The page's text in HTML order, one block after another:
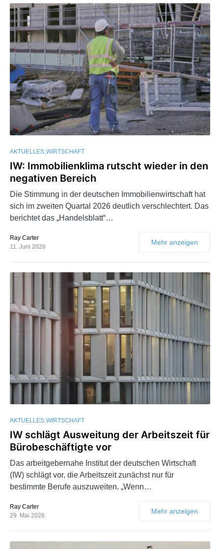
AKTUELLES WIRTSCHAFT
IW: Immobilienklima rutscht wieder in den
negativen Bereich
Die Stimmung in der deutschen Immobilienwirtschaft hat
sich im zweiten Quartal 2026 deutlich verschlechtert. Das
berichtet das „Handelsblatt“…
Ray Carter
11. Juni 2026
Mehr anzeigen
AKTUELLES WIRTSCHAFT
IW schlägt Ausweitung der Arbeitszeit für
Bürobeschäftigte vor
Das arbeitgebernahe Institut der deutschen Wirtschaft
(IW) schlägt vor, die Arbeitszeit zunächst nur für
bestimmte Berufe auszuweiten. „Wenn…
Ray Carter
29. Mai 2026
Mehr anzeigen